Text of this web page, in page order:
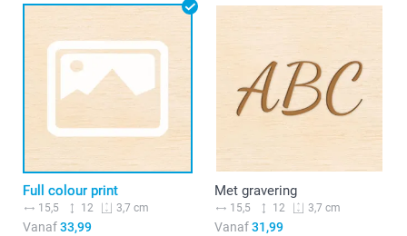
Full colour print
15,5 12 3,7 cm
Vanaf33,99
Met gravering
15,5 12 3,7 cm
Vanaf31,99